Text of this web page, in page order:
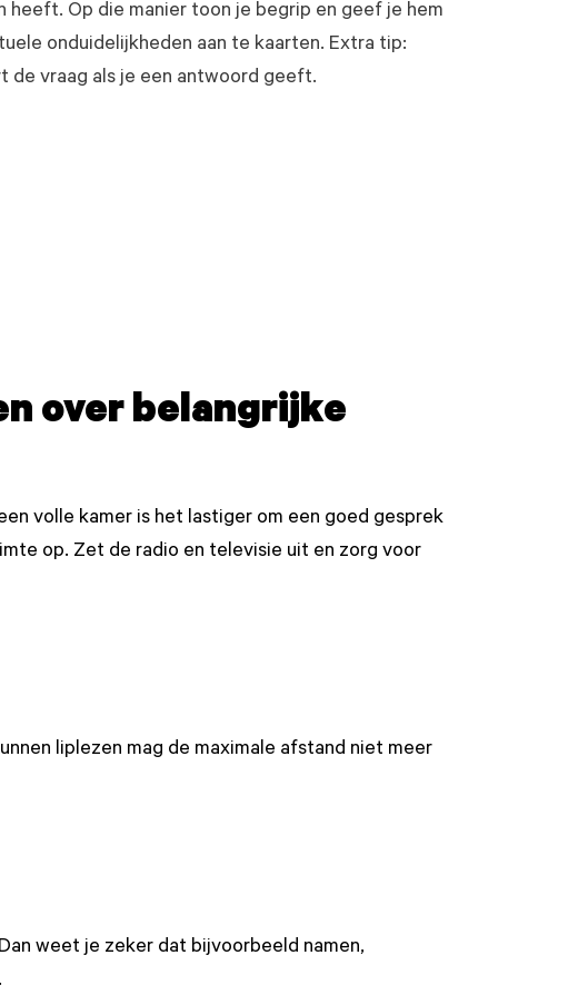
heeft. Op die manier toon je begrip en geef je hem
onduidelijkheden aan te kaarten. Extra tip:
de vraag als je een antwoord geeft.
over belangrijke
volle kamer is het lastiger om een goed gesprek
op. Zet de radio en televisie uit en zorg voor
liplezen mag de maximale afstand niet meer
weet je zeker dat bijvoorbeeld namen,